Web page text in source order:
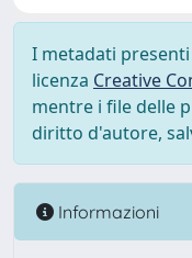
I metadati presenti
licenza Creative
mentre i file delle
diritto d'autore,
Informazioni